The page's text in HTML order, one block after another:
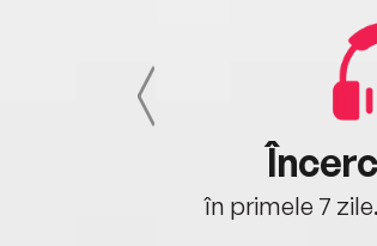
în primele 7